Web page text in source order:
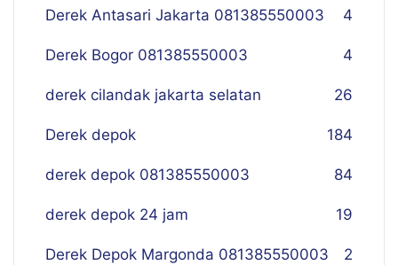
Derek Antasari Jakarta 081385550003 4
Derek Bogor 081385550003 4
derek cilandak jakarta selatan 26
Derek depok 184
derek depok 081385550003 84
derek depok 24 jam 19
Derek Depok Margonda 081385550003 2